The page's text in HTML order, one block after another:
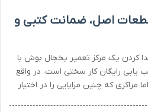
اصل، ضمانت کتبی و
کردن یک مرکز تعمیر یخچال بوش با
رایگان کار سختی است. در واقع
مراکزی که چنین مزایایی را در اختیار